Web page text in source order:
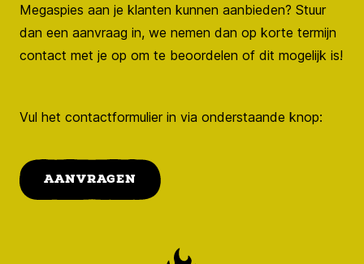
Megaspies aan je klanten kunnen aanbieden? Stuur
dan een aanvraag in, we nemen dan op korte termijn
contact met je op om te beoordelen of dit mogelijk is!
Vul het contactformulier in via onderstaande knop:
AANVRAGEN